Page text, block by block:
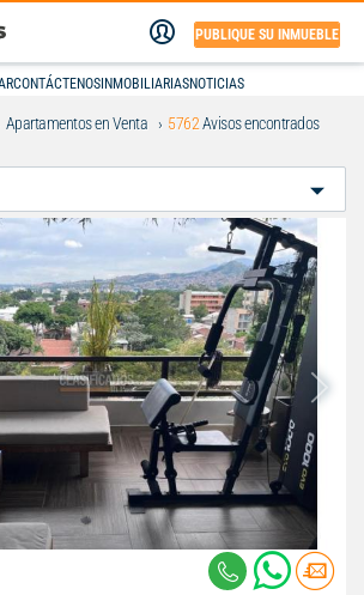
PUBLIQUE SU INMUEBLE
CONTÁCTENOS INMOBILIARIASNOTICIAS
Apartamentos en Venta 5762Avisos encontrados